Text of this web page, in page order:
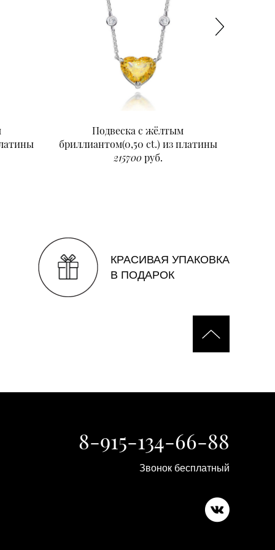
Подвеска с жёлтым
бриллиантом(0,50 ct.) из платины
215700руб.
КРАСИВАЯ УПАКОВКА
В ПОДАРОК
8-915-134-66-88
Звонок бесплатный